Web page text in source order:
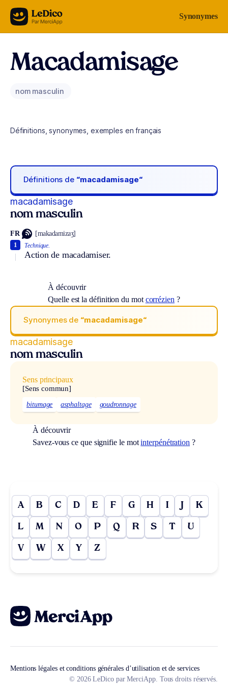
Aller au contenu Synonymes
Macadamisage
nom masculin
Définitions, synonymes, exemples en français
Définitions de “macadamisage“
macadamisage
nom masculin
FR [makadamizaʒ]
Technique.
Action de macadamiser.
1
À découvrir
Quelle est la définition du mot corrézien ?
Synonymes de “macadamisage“
macadamisage
nom masculin
Sens principaux
[Sens commun]
bitumage asphaltage goudronnage
À découvrir
Savez-vous ce que signifie le motinterpénétration ?
A B C D E F G H I J K
L M N O P Q R S T U
V W X Y Z
Mentions légales et conditions générales d’utilisation et de services
© 2026 LeDico par MerciApp. Tous droits réservés.